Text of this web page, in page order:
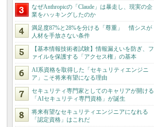
なぜAnthropicの「Claude」は暴走し、現実の企
業をハッキングしたのか
満足度87%と28%を分ける「尊重」 情シスが
人材を手放さない条件
【基本情報技術者試験】情報漏えいを防ぎ、フ
ァイルを保護する「アクセス権」の基本
AI系資格を取得した「セキュリティエンジニ
ア」こそ将来有望になる理由
セキュリティ専門家としてのキャリアが開ける
「AIセキュリティ専門資格」が誕生
将来有望なセキュリティエンジニアになれる
「認定資格」はこれだ